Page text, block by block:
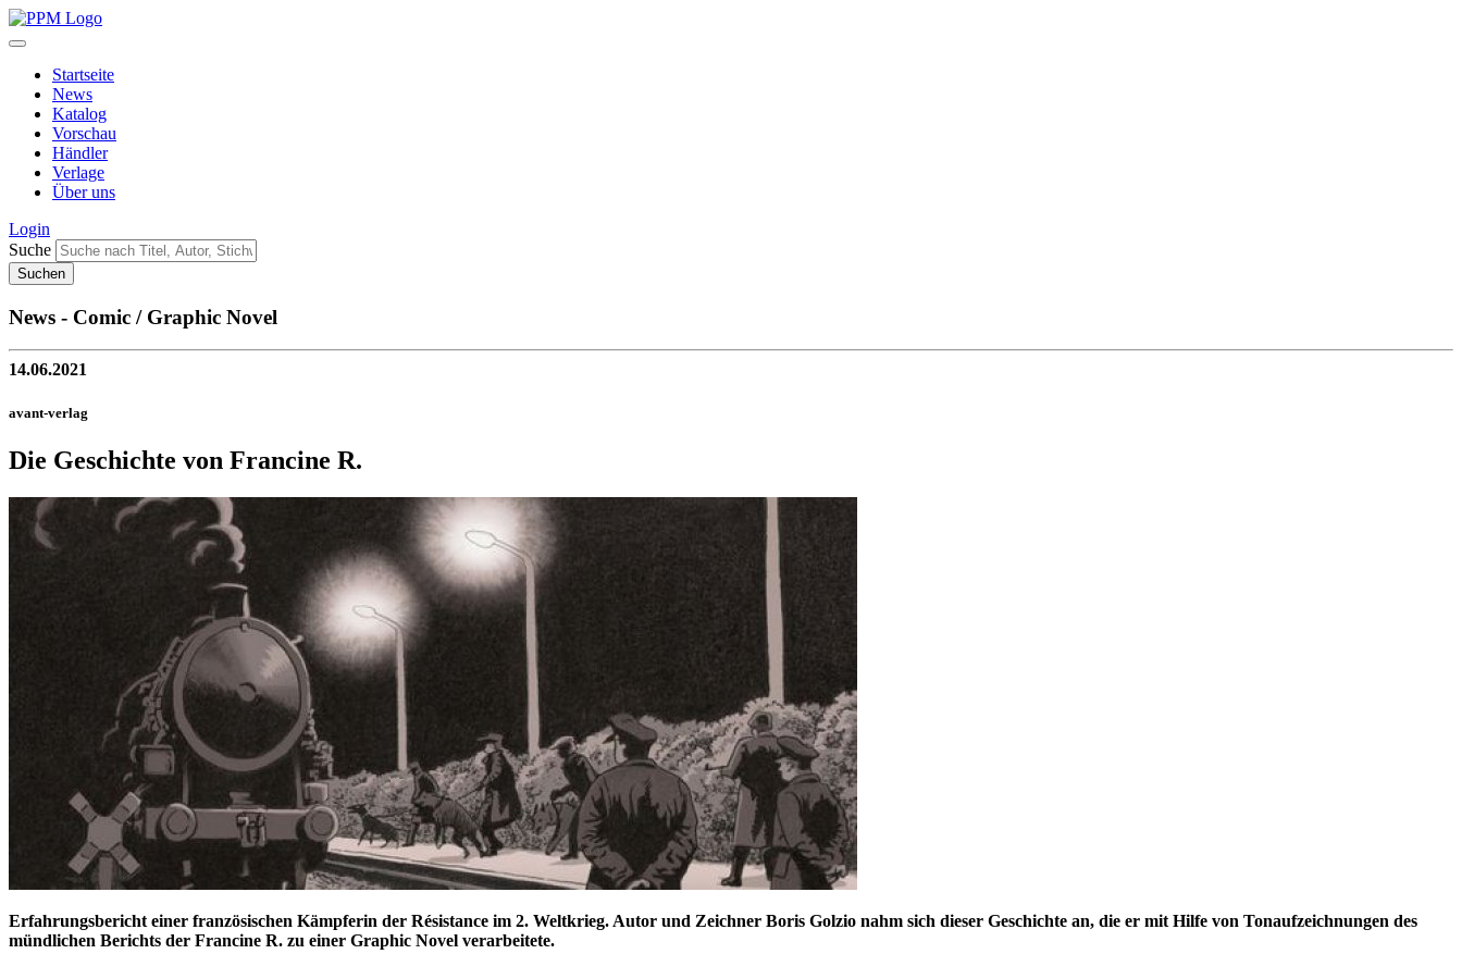
Startseite
News
Katalog
Vorschau
Händler
Verlage
Über uns
Login
Suche
News - Comic / Graphic Novel
14.06.2021
avant-verlag
Die Geschichte von Francine R.
Erfahrungsbericht einer französischen Kämpferin der Résistance im 2. Weltkrieg. Autor und Zeichner Boris Golzio nahm sich dieser Geschichte an, die er mit Hilfe von Tonaufzeichnungen des
mündlichen Berichts der Francine R. zu einer Graphic Novel verarbeitete.